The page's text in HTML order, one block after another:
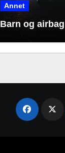
Annet
Barn og airbag